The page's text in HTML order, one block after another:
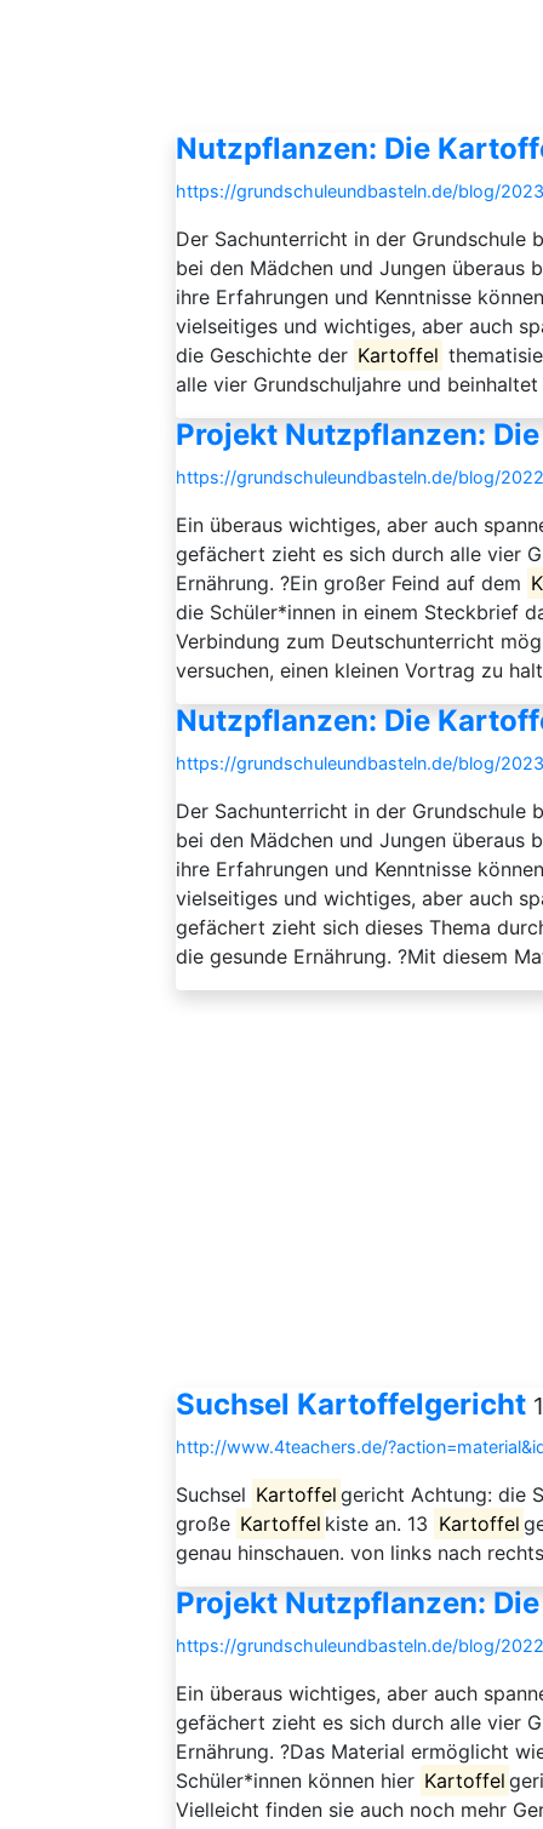
Nutzpflanzen: Die
https://grundschuleundbasteln.de/blog/
Der Sachunterricht in der Grundschule
bei den Mädchen und Jungen überaus
ihre Erfahrungen und Kenntnisse
vielseitiges und wichtiges, aber auch
die Geschichte der Kartoffel
alle vier Grundschuljahre und
Projekt Nutzpflanzen:
https://grundschuleundbasteln.de/blog/
Ein überaus wichtiges, aber auch
gefächert zieht es sich durch alle vier
Ernährung. ?Ein großer Feind auf dem
die Schüler*innen in einem Steckbrief
Verbindung zum Deutschunterricht
versuchen, einen kleinen Vortrag zu
Nutzpflanzen: Die
https://grundschuleundbasteln.de/blog/
Der Sachunterricht in der Grundschule
bei den Mädchen und Jungen überaus
ihre Erfahrungen und Kenntnisse
vielseitiges und wichtiges, aber auch
gefächert zieht sich dieses Thema
die gesunde Ernährung. ?Mit diesem
Suchsel Kartoffelgericht
http://www.4teachers.de/
Suchsel Kartoffel gericht Achtung: die
große Kartoffel kiste an. 13 Kartoffel
genau hinschauen. von links nach
Projekt Nutzpflanzen:
https://grundschuleundbasteln.de/blog/
Ein überaus wichtiges, aber auch
gefächert zieht es sich durch alle vier
Ernährung. ?Das Material ermöglicht
Schüler*innen können hier Kartoffel
Vielleicht finden sie auch noch mehr